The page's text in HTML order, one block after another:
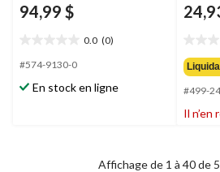
94,99 $
0.0 (0)
étoile(s)
5.
#574-9130-0
En stock en ligne
sur
5.
#499-
Il n’en
Affichage de 1 à 40 de